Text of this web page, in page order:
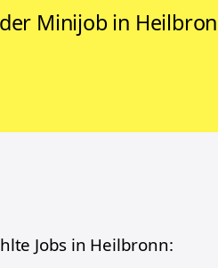
Minijob in
Jobs in Heilbronn: